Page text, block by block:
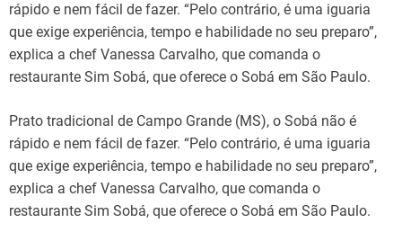
rápido e nem fácil de fazer. “Pelo contrário, é uma iguaria
que exige experiência, tempo e habilidade no seu preparo”,
explica a chef Vanessa Carvalho, que comanda o
restaurante Sim Sobá, que oferece o Sobá em São Paulo.
Prato tradicional de Campo Grande (MS), o Sobá não é
rápido e nem fácil de fazer. “Pelo contrário, é uma iguaria
que exige experiência, tempo e habilidade no seu preparo”,
explica a chef Vanessa Carvalho, que comanda o
restaurante Sim Sobá, que oferece o Sobá em São Paulo.